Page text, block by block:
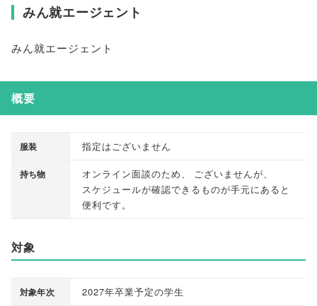
みん就エージェント
みん就エージェント
概要
服装 指定はございません
持ち物 オンライン面談のため、 ございませんが、
スケジュールが確認できるものが手元にあると
便利です。
対象
対象年次 2027年卒業予定の学生